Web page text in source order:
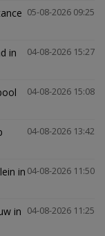
05-08-2026 09:25
04-08-2026 15:27
in
04-08-2026 15:08
04-08-2026 13:42
04-08-2026 11:50
in
04-08-2026 11:25
in